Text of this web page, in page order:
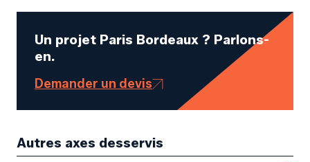
Un projet Paris Bordeaux ? Parlons-
en.
Demander un devis
Autres axes desservis